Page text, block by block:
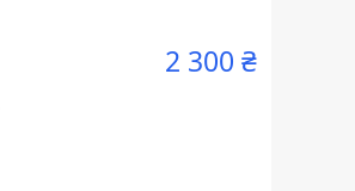
2 300 ₴